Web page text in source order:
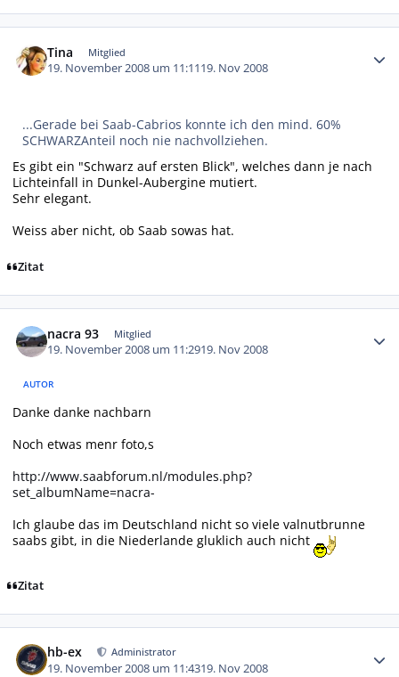
Tina Mitglied
19. November 2008 um 11:1119. Nov 2008
...Gerade bei Saab-Cabrios konnte ich den mind. 60%
SCHWARZAnteil noch nie nachvollziehen.
Es gibt ein "Schwarz auf ersten Blick", welches dann je nach
Lichteinfall in Dunkel-Aubergine mutiert.
Sehr elegant.
Weiss aber nicht, ob Saab sowas hat.
Zitat
nacra 93 Mitglied
19. November 2008 um 11:2919. Nov 2008
AUTOR
Danke danke nachbarn
Noch etwas menr foto,s
http://www.saabforum.nl/modules.php?
set_albumName=nacra-
Ich glaube das im Deutschland nicht so viele valnutbrunne
saabs gibt, in die Niederlande gluklich auch nicht
Zitat
hb-ex Administrator
19. November 2008 um 11:4319. Nov 2008